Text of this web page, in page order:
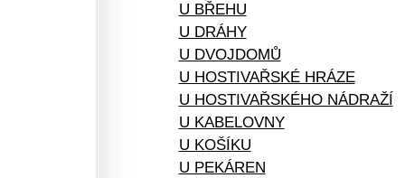
U BŘEHU
U DRÁHY
U DVOJDOMŮ
U HOSTIVAŘSKÉ HRÁZE
U HOSTIVAŘSKÉHO NÁDRAŽÍ
U KABELOVNY
U KOŠÍKU
U PEKÁREN